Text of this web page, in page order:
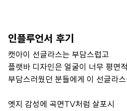
인플루언서 후기
캣아이 선글라스는 부담스럽고
플랫바 디자인은 얼굴이 너무 평면
부담스러웠던 분들에게 이 선글라
엣지 감성에 곡면TV처럼 살포시